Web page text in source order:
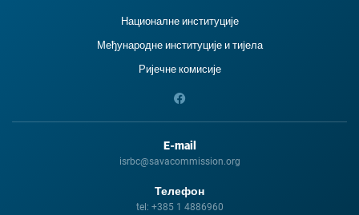
Националне институције
Међународне институције и тиjела
Ријечне комисије
E-mail
isrbc@savacommission.org
Телефон
tel: +385 1 4886960